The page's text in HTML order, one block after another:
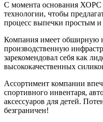
С момента основания ХОРС
технологии, чтобы
процесс выпечки простым и
Компания имеет обширную
производственную
зарекомендовал себя как
высококачественных
Ассортимент компании
спортивного инвентаря,
аксессуаров для детей.
безграничен!